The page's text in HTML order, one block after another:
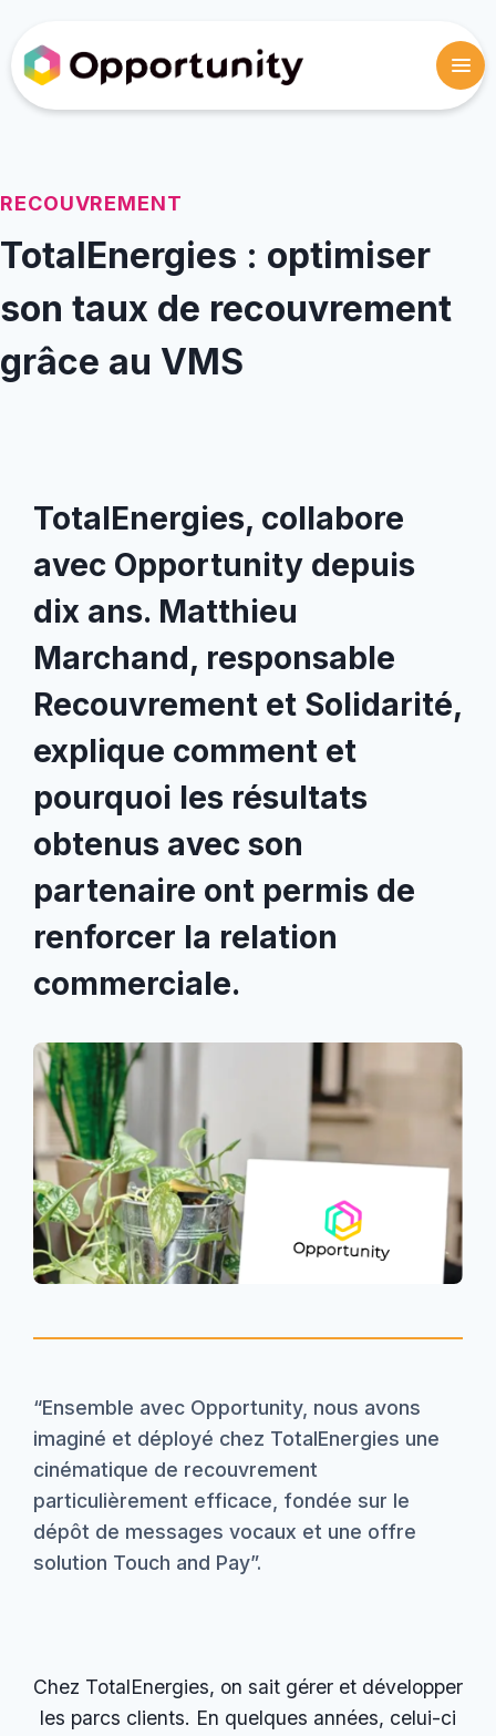
RECOUVREMENT
TotalEnergies : optimiser
son taux de recouvrement
grâce au VMS
TotalEnergies, collabore
avec Opportunity depuis
dix ans. Matthieu
Marchand, responsable
Recouvrement et Solidarité,
explique comment et
pourquoi les résultats
obtenus avec son
partenaire ont permis de
renforcer la relation
commerciale.
“Ensemble avec Opportunity, nous avons
imaginé et déployé chez TotalEnergies une
cinématique de recouvrement
particulièrement efficace, fondée sur le
dépôt de messages vocaux et une offre
solution Touch and Pay”.
Chez TotalEnergies, on sait gérer et développer
les parcs clients. En quelques années, celui-ci